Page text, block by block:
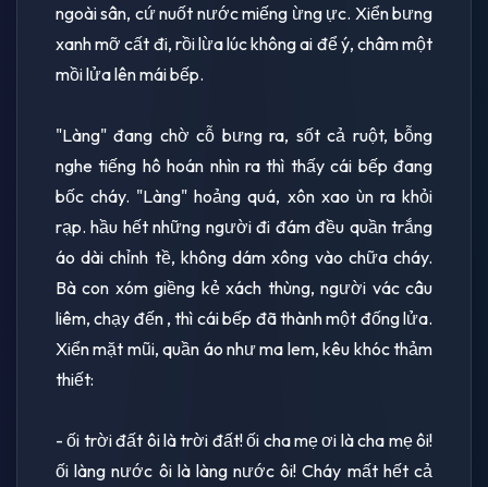
ngoài sân, cứ nuốt nước miếng ừng ực. Xiển bưng
xanh mỡ cất đi, rồi lừa lúc không ai để ý, châm một
mồi lửa lên mái bếp.
"Làng" đang chờ cỗ bưng ra, sốt cả ruột, bỗng
nghe tiếng hô hoán nhìn ra thì thấy cái bếp đang
bốc cháy. "Làng" hoảng quá, xôn xao ùn ra khỏi
rạp. hầu hết những người đi đám đều quần trắng
áo dài chỉnh tề, không dám xông vào chữa cháy.
Bà con xóm giềng kẻ xách thùng, người vác câu
liêm, chạy đến , thì cái bếp đã thành một đống lửa.
Xiển mặt mũi, quần áo như ma lem, kêu khóc thảm
thiết:
- ối trời đất ôi là trời đất! ối cha mẹ ơi là cha mẹ ôi!
ối làng nước ôi là làng nước ôi! Cháy mất hết cả